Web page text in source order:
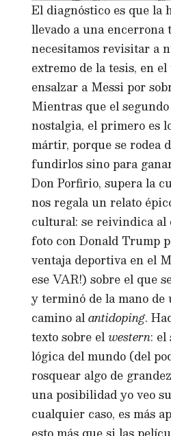
El diagnóstico es que la
llevado a una encerrona
necesitamos revisitar a
extremo de la tesis, en
ensalzar a Messi por
Mientras que el
nostalgia, el primero es
mártir, porque se rodea
fundirlos sino para
Don Porfirio, supera la
nos regala un relato
cultural: se reivindica al
foto con Donald Trump
ventaja deportiva en el
ese VAR!) sobre el que
y terminó de la mano
camino alantidoping.
texto sobre elwestern: el
lógica del mundo (del
rosquear algo de
una posibilidad yo veo
cualquier caso, es más